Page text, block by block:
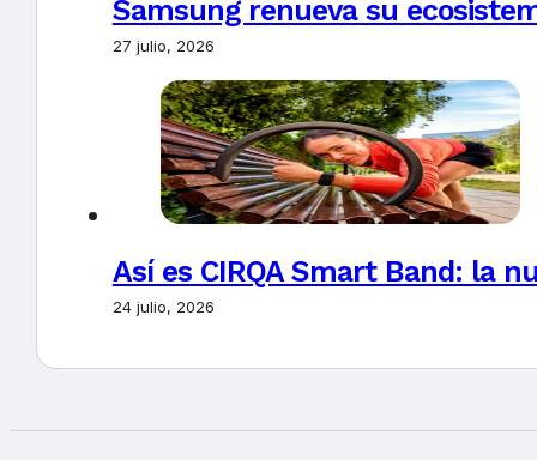
Samsung renueva su
27 julio, 2026
Así es CIRQA Smart Band: la
24 julio, 2026